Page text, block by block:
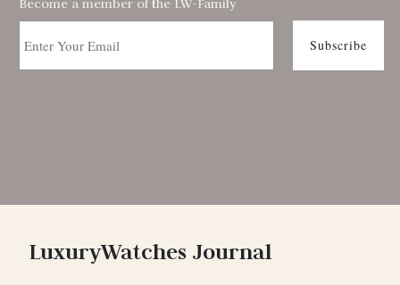
Become a member of the LW-Family
LuxuryWatches Journal